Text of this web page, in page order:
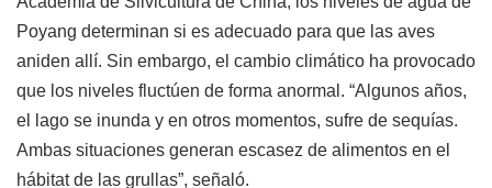
Poyang determinan si es adecuado para que las aves
aniden allí. Sin embargo, el cambio climático ha provocado
que los niveles fluctúen de forma anormal. “Algunos años,
el lago se inunda y en otros momentos, sufre de sequías.
Ambas situaciones generan escasez de alimentos en el
hábitat de las grullas”, señaló.